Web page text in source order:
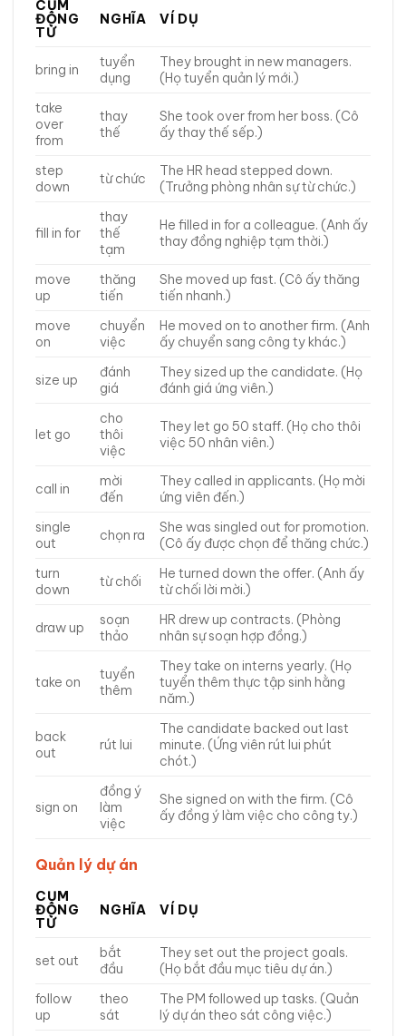
CỤM
ĐỘNG
TỪ
NGHĨA VÍ DỤ
bring in
tuyển
dụng
They brought in new managers.
(Họ tuyển quản lý mới.)
take
over
from
thay
thế
She took over from her boss. (Cô
ấy thay thế sếp.)
step
down
từ chức
The HR head stepped down.
(Trưởng phòng nhân sự từ chức.)
fill in for
thay
thế
tạm
He filled in for a colleague. (Anh ấy
thay đồng nghiệp tạm thời.)
move
up
thăng
tiến
She moved up fast. (Cô ấy thăng
tiến nhanh.)
move
on
chuyển
việc
He moved on to another firm. (Anh
ấy chuyển sang công ty khác.)
size up
đánh
giá
They sized up the candidate. (Họ
đánh giá ứng viên.)
let go
cho
thôi
việc
They let go 50 staff. (Họ cho thôi
việc 50 nhân viên.)
call in
mời
đến
They called in applicants. (Họ mời
ứng viên đến.)
single
out
chọn ra
She was singled out for promotion.
(Cô ấy được chọn để thăng chức.)
turn
down
từ chối
He turned down the offer. (Anh ấy
từ chối lời mời.)
draw up
soạn
thảo
HR drew up contracts. (Phòng
nhân sự soạn hợp đồng.)
take on
tuyển
thêm
They take on interns yearly. (Họ
tuyển thêm thực tập sinh hằng
năm.)
back
out
rút lui
The candidate backed out last
minute. (Ứng viên rút lui phút
chót.)
sign on
đồng ý
làm
việc
She signed on with the firm. (Cô
ấy đồng ý làm việc cho công ty.)
Quản lý dự án
CỤM
ĐỘNG
TỪ
NGHĨA VÍ DỤ
set out
bắt
đầu
They set out the project goals.
(Họ bắt đầu mục tiêu dự án.)
follow
up
theo
sát
The PM followed up tasks. (Quản
lý dự án theo sát công việc.)